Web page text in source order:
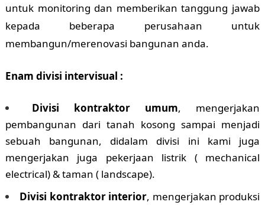
untuk monitoring dan memberikan tanggung jawab
kepada beberapa perusahaan untuk
membangun/merenovasi bangunan anda.
Enam divisi intervisual :
Divisi kontraktor umum, mengerjakan
pembangunan dari tanah kosong sampai menjadi
sebuah bangunan, didalam divisi ini kami juga
mengerjakan juga pekerjaan listrik ( mechanical
electrical) & taman ( landscape).
Divisi kontraktor interior, mengerjakan produksi